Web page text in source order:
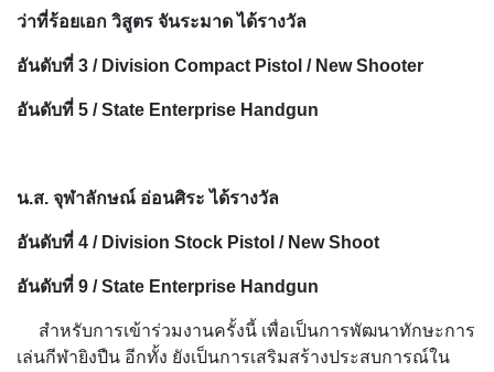
ว่าที่ร้อยเอก วิสูตร จันระมาด ได้รางวัล
อันดับที่ 3 / Division Compact Pistol / New Shooter
อันดับที่ 5 / State Enterprise Handgun
น.ส. จุฬาลักษณ์ อ่อนศิระ ได้รางวัล
อันดับที่ 4 / Division Stock Pistol / New Shoot
อันดับที่ 9 / State Enterprise Handgun
สำหรับการเข้าร่วมงานครั้งนี้ เพื่อเป็นการพัฒนาทักษะการ
เล่นกีฬายิงปืน อีกทั้ง ยังเป็นการเสริมสร้างประสบการณ์ใน